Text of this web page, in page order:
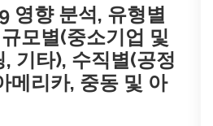
영향 분석, 유형별
모별(중소기업 및
기타), 수직별(공정
메리카, 중동 및 아